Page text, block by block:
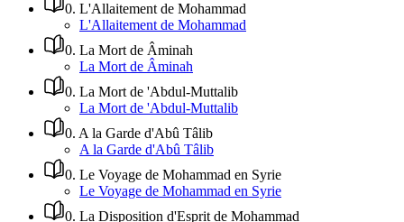
0. L'Allaitement de Mohammad
L'Allaitement de Mohammad
0. La Mort de Âminah
La Mort de Âminah
0. La Mort de 'Abdul-Muttalib
La Mort de 'Abdul-Muttalib
0. A la Garde d'Abû Tâlib
A la Garde d'Abû Tâlib
0. Le Voyage de Mohammad en Syrie
Le Voyage de Mohammad en Syrie
0. La Disposition d'Esprit de Mohammad